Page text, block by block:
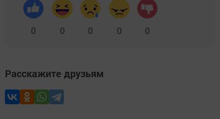
0 0 0 0 0
Расскажите друзьям